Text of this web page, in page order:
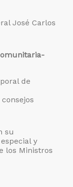
José Carlos
de
su
y
los Ministros